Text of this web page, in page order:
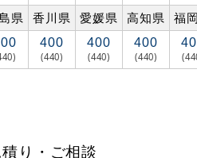
県 香川県 愛媛県 高知県 福
400
(440)
400
(440)
400
(440)
り・ご相談